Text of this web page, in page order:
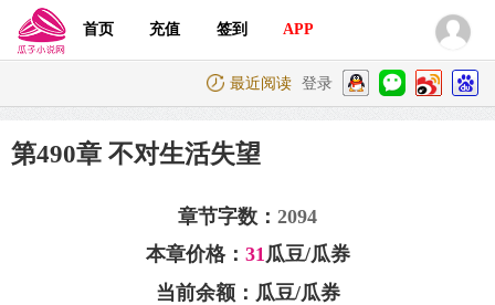
首页 充值 签到 APP
最近阅读 登录
第490章 不对生活失望
章节字数： 2094
本章价格： 31瓜豆/瓜券
当前余额： 瓜豆/瓜券